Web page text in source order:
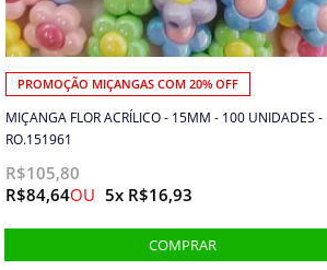
PROMOÇÃO MIÇANGAS COM 20% OFF
MIÇANGA FLOR ACRÍLICO - 15MM - 100 UNIDADES -
RO.151961
R$105,80
R$84,64
5x R$16,93